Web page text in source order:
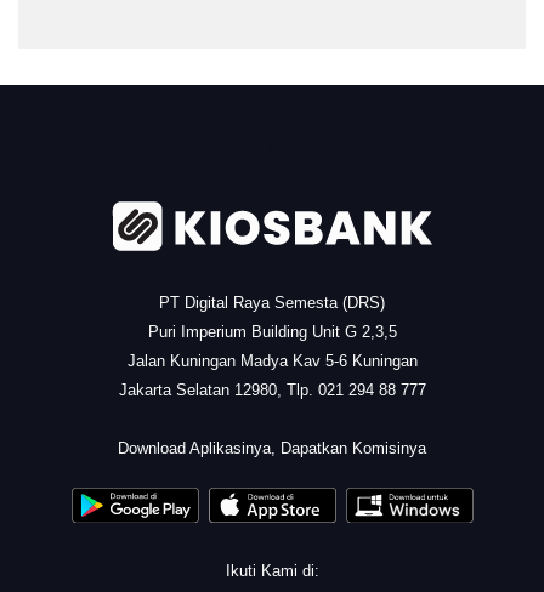
PT Digital Raya Semesta (DRS)
Puri Imperium Building Unit G 2,3,5
Jalan Kuningan Madya Kav 5-6 Kuningan
Jakarta Selatan 12980, Tlp. 021 294 88 777
Download Aplikasinya, Dapatkan Komisinya
Ikuti Kami di: